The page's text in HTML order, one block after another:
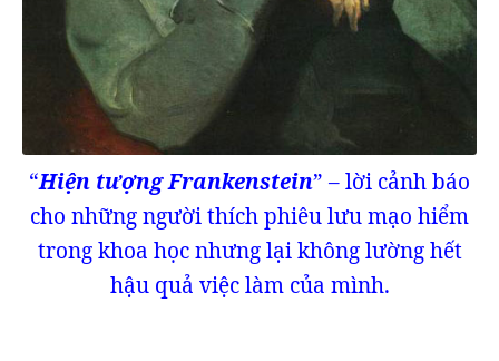
“Hiện tượng Frankenstein” – lời cảnh báo
cho những người thích phiêu lưu mạo hiểm
trong khoa học nhưng lại không lường hết
hậu quả việc làm của mình.